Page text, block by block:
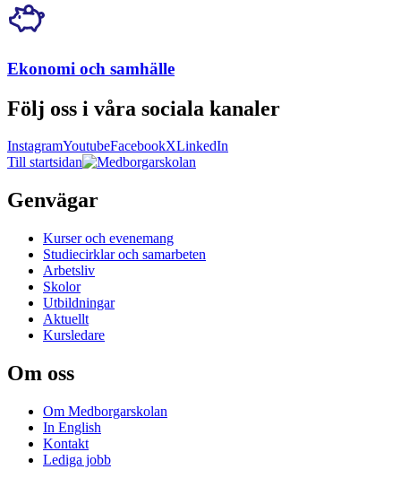
Ekonomi och samhälle
Följ oss i våra sociala kanaler
InstagramYoutubeFacebookXLinkedIn
Till startsidan
Genvägar
Kurser och evenemang
Studiecirklar och samarbeten
Arbetsliv
Skolor
Utbildningar
Aktuellt
Kursledare
Om oss
Om Medborgarskolan
In English
Kontakt
Lediga jobb